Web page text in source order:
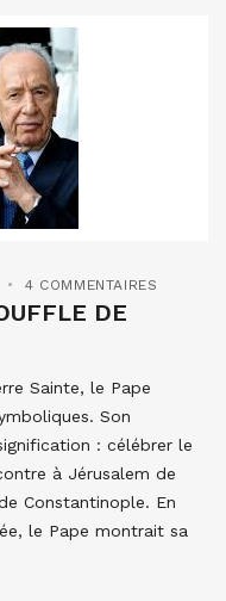
4 COMMENTAIRES
DE
Sainte, le Pape
Son
: célébrer le
à Jérusalem de
Constantinople. En
le Pape montrait sa